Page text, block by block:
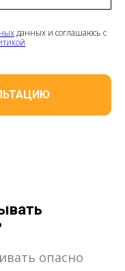
данных и соглашаюсь с
опасно